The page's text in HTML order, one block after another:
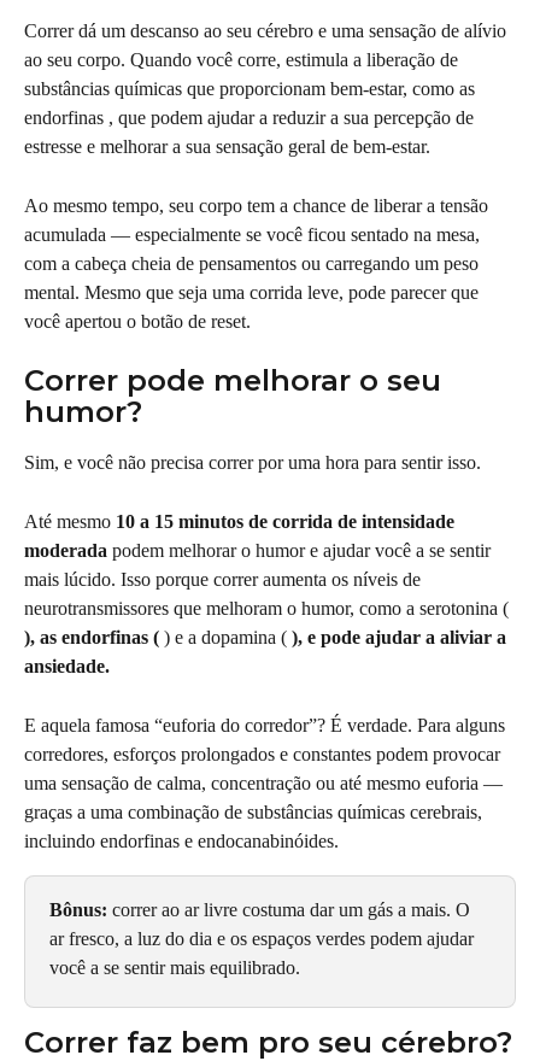
Correr dá um descanso ao seu cérebro e uma sensação de alívio
ao seu corpo. Quando você corre, estimula a liberação de
substâncias químicas que proporcionam bem-estar, como as
endorfinas , que podem ajudar a reduzir a sua percepção de
estresse e melhorar a sua sensação geral de bem-estar.
Ao mesmo tempo, seu corpo tem a chance de liberar a tensão
acumulada — especialmente se você ficou sentado na mesa,
com a cabeça cheia de pensamentos ou carregando um peso
mental. Mesmo que seja uma corrida leve, pode parecer que
você apertou o botão de reset.
Correr pode melhorar o seu
humor?
Sim, e você não precisa correr por uma hora para sentir isso.
Até mesmo 10 a 15 minutos de corrida de intensidade
moderada podem melhorar o humor e ajudar você a se sentir
mais lúcido. Isso porque correr aumenta os níveis de
neurotransmissores que melhoram o humor, como a serotonina (
), as endorfinas ( ) e a dopamina ( ), e pode ajudar a aliviar a
ansiedade.
E aquela famosa “euforia do corredor”? É verdade. Para alguns
corredores, esforços prolongados e constantes podem provocar
uma sensação de calma, concentração ou até mesmo euforia —
graças a uma combinação de substâncias químicas cerebrais,
incluindo endorfinas e endocanabinóides.
Bônus: correr ao ar livre costuma dar um gás a mais. O
ar fresco, a luz do dia e os espaços verdes podem ajudar
você a se sentir mais equilibrado.
Correr faz bem pro seu cérebro?